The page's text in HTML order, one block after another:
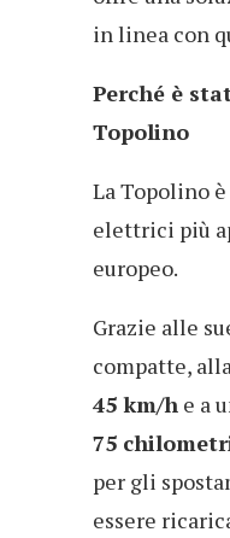
in linea con
Perché è
Topolino
La Topolino
elettrici più
europeo.
Grazie alle
compatte,
45 km/h e a
75
per gli
essere